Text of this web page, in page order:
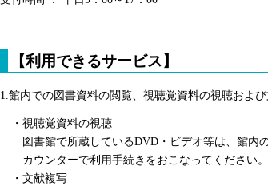
【利用できるサービス】
1.館内での図書資料の閲覧、視聴覚資料の視聴および
・視聴覚資料の視聴
図書館で所蔵しているDVD・ビデオ等は、館内の
カウンターで利用手続きをおこなってください。
・文献複写